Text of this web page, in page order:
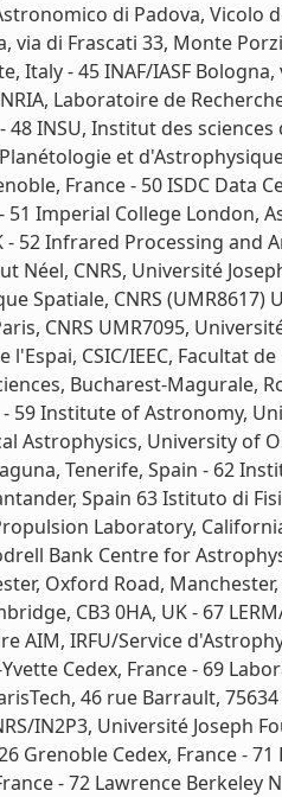
di Padova, Vicolo
via di Frascati 33, Monte
Italy - 45 INAF/IASF
Laboratoire de
48 INSU, Institut des
et
France - 50 ISDC
51 Imperial College London,
- 52 Infrared Processing and
Néel, CNRS, Université
Spatiale, CNRS (UMR8617)
CNRS UMR7095,
CSIC/IEEC, Facultat
Bucharest-Magurale,
- 59 Institute of Astronomy,
Astrophysics, University of
Tenerife, Spain - 62
Spain 63 Istituto di
Laboratory,
Bank Centre for
Oxford Road,
CB3 0HA, UK - 67
AIM, IRFU/Service
Cedex, France - 69
46 rue Barrault,
IN2P3, Université Joseph
Grenoble Cedex, France -
- 72 Lawrence